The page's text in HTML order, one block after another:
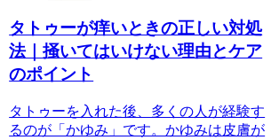
タトゥーが痒いときの正しい対処
法｜掻いてはいけない理由とケア
のポイント
タトゥーを入れた後、多くの人が経験す
るのが「かゆみ」です。かゆみは皮膚が